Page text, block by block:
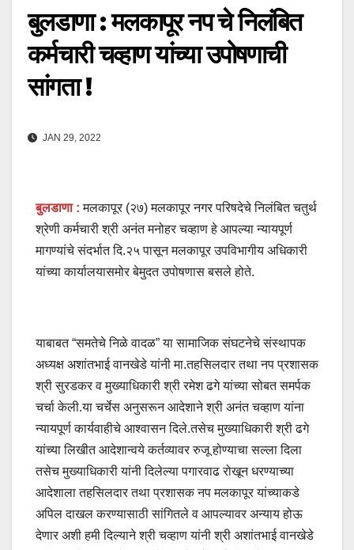
बुलडाणा : मलकापूर नप चे निलंबित
कर्मचारी चव्हाण यांच्या उपोषणाची
सांगता !
JAN 29, 2022
बुलडाणा :मलकापूर (२७) मलकापूर नगर परिषदेचे निलंबित चतुर्थ
श्रेणी कर्मचारी श्री अनंत मनोहर चव्हाण हे आपल्या न्यायपूर्ण
मागण्यांचे संदर्भात दि.२५ पासून मलकापूर उपविभागीय अधिकारी
यांच्या कार्यालयासमोर बेमुदत उपोषणास बसले होते.
याबाबत “समतेचे निळे वादळ” या सामाजिक संघटनेचे संस्थापक
अध्यक्ष अशांतभाई वानखेडे यांनी मा.तहसिलदार तथा नप प्रशासक
श्री सुरडकर व मुख्याधिकारी श्री रमेश ढगे यांच्या सोबत समर्पक
चर्चा केली.या चर्चेस अनुसरून आदेशाने श्री अनंत चव्हाण यांना
न्यायपूर्ण कार्यवाहीचे आश्वासन दिले.तसेच मुख्याधिकारी श्री ढगे
यांच्या लिखीत आदेशान्वये कर्तव्यावर रुजू होण्याचा सल्ला दिला
तसेच मुख्याधिकारी यांनी दिलेल्या पगारवाढ रोखून धरण्याच्या
आदेशाला तहसिलदार तथा प्रशासक नप मलकापूर यांच्याकडे
अपिल दाखल करण्यासाठी सांगितले व आपल्यावर अन्याय होऊ
देणार अशी हमी दिल्याने श्री चव्हाण यांनी श्री अशांतभाई वानखेडे